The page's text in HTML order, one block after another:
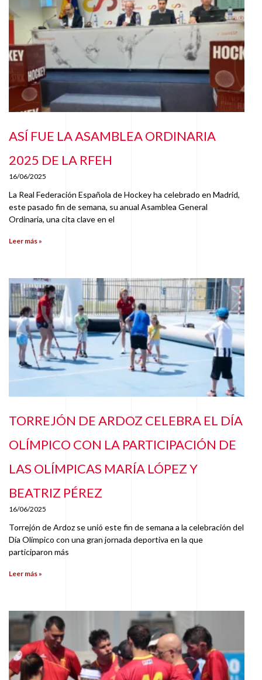
ASÍ FUE LA ASAMBLEA ORDINARIA
2025 DE LA RFEH
16/06/2025
La Real Federación Española de Hockey ha celebrado en Madrid,
este pasado fin de semana, su anual Asamblea General
Ordinaria, una cita clave en el
Leer más »
TORREJÓN DE ARDOZ CELEBRA EL DÍA
OLÍMPICO CON LA PARTICIPACIÓN DE
LAS OLÍMPICAS MARÍA LÓPEZ Y
BEATRIZ PÉREZ
16/06/2025
Torrejón de Ardoz se unió este fin de semana a la celebración del
Día Olímpico con una gran jornada deportiva en la que
participaron más
Leer más »